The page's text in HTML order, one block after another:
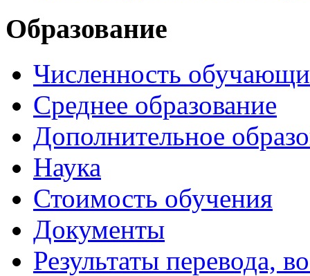
Образование
Численность
Среднее образование
Дополнительное
Наука
Стоимость обучения
Документы
Результаты перевода,